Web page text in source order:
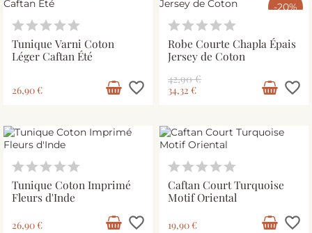
Tunique Varni Coton
Léger Caftan Été
26,90 € favorite_border
-20%
Robe Courte Chapla Épais
Jersey de Coton
42,90 €
34,32 € favorite_border
Tunique Coton Imprimé
Fleurs d'Inde
26,90 € favorite_border
Caftan Court Turquoise
Motif Oriental
19,90 € favorite_border